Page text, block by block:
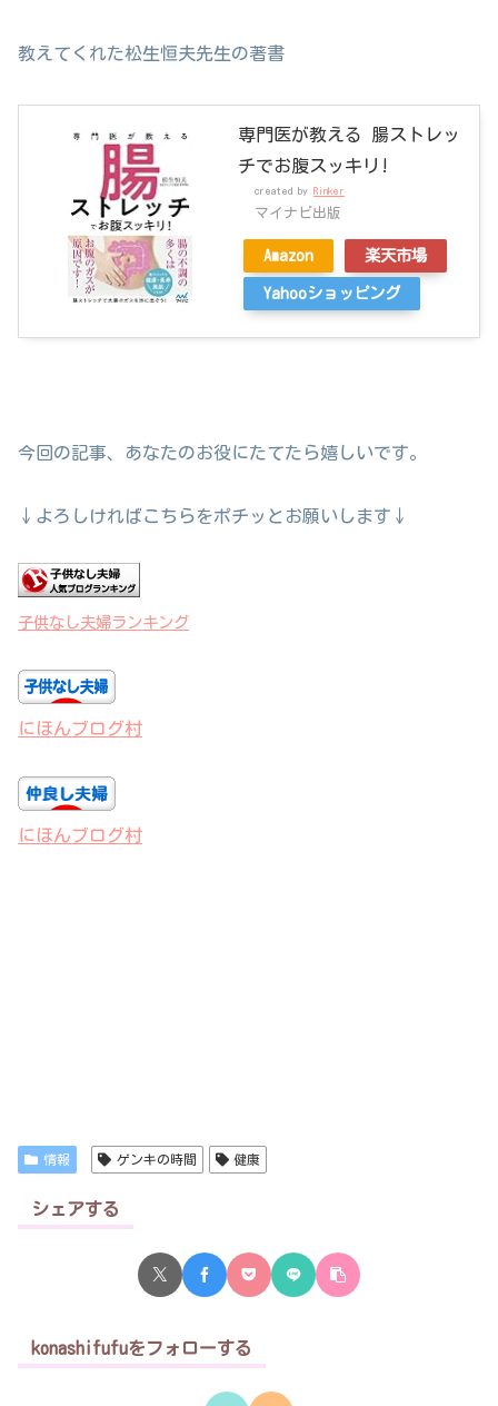
教えてくれた松生恒夫先生の著書
専門医が教える 腸ストレッ
チでお腹スッキリ!
created by Rinker
マイナビ出版
Amazon 楽天市場
Yahooショッピング
今回の記事、あなたのお役にたてたら嬉しいです。
↓よろしければこちらをポチッとお願いします↓
子供なし夫婦ランキング
にほんブログ村
にほんブログ村
情報 ゲンキの時間 健康
シェアする
konashifufuをフォローする